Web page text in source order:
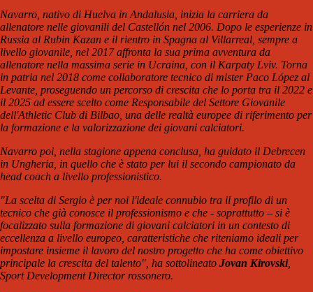
Navarro, nativo di Huelva in Andalusia, inizia la carriera da
allenatore nelle giovanili del Castellón nel 2006. Dopo le esperienze in
Russia al Rubin Kazan e il rientro in Spagna al Villarreal, sempre a
livello giovanile, nel 2017 affronta la sua prima avventura da
allenatore nella massima serie in Ucraina, con il Karpaty Lviv. Torna
in patria nel 2018 come collaboratore tecnico di mister Paco López al
Levante, proseguendo un percorso di crescita che lo porta tra il 2022 e
il 2025 ad essere scelto come Responsabile del Settore Giovanile
dell'Athletic Club di Bilbao, una delle realtà europee di riferimento per
la formazione e la valorizzazione dei giovani calciatori.
Navarro poi, nella stagione appena conclusa, ha guidato il Debrecen
in Ungheria, in quello che è stato per lui il secondo campionato da
head coach a livello professionistico.
"La scelta di Sergio è per noi l'ideale connubio tra il profilo di un
tecnico che già conosce il professionismo e che - soprattutto – si è
focalizzato sulla formazione di giovani calciatori in un contesto di
eccellenza a livello europeo, caratteristiche che riteniamo ideali per
impostare insieme il lavoro del nostro progetto che ha come obiettivo
principale la crescita del talento", ha sottolineato Jovan Kirovski,
Sport Development Director rossonero.